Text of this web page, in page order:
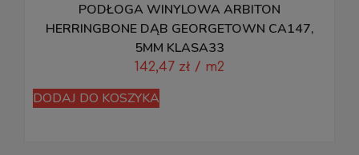
PODŁOGA WINYLOWA ARBITON
HERRINGBONE DĄB GEORGETOWN CA147,
5MM KLASA33
142,47 zł / m2
DODAJ DO KOSZYKA